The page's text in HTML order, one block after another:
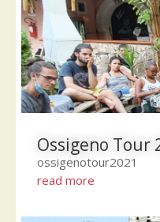
Ossigeno Tour
ossigenotour2021
read more